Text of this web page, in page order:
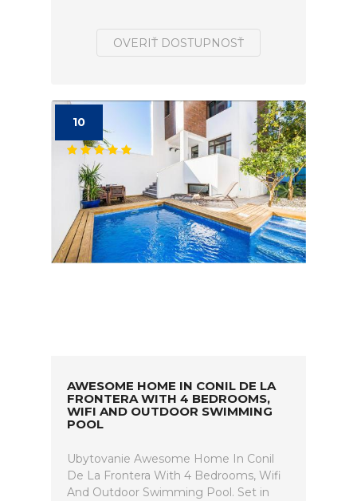
OVERIŤ DOSTUPNOSŤ
10
AWESOME HOME IN CONIL DE LA
FRONTERA WITH 4 BEDROOMS,
WIFI AND OUTDOOR SWIMMING
POOL
Ubytovanie Awesome Home In Conil
De La Frontera With 4 Bedrooms, Wifi
And Outdoor Swimming Pool. Set in